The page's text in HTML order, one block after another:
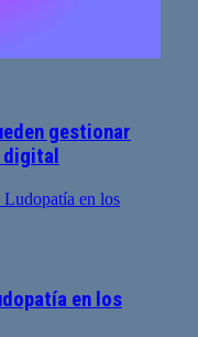
gestionar
digital
en los